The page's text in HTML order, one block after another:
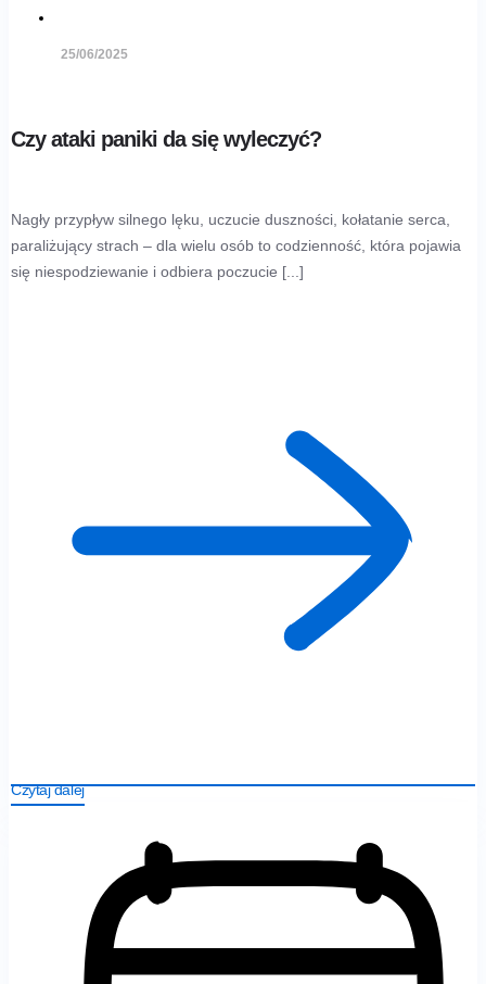
25/06/2025
Czy ataki paniki da się wyleczyć?
Nagły przypływ silnego lęku, uczucie duszności, kołatanie serca,
paraliżujący strach – dla wielu osób to codzienność, która pojawia
się niespodziewanie i odbiera poczucie [...]
Czytaj dalej